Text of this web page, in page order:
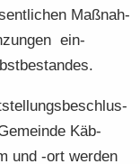
Maß­nah­
ein­
Käb­
und -ort wer­den